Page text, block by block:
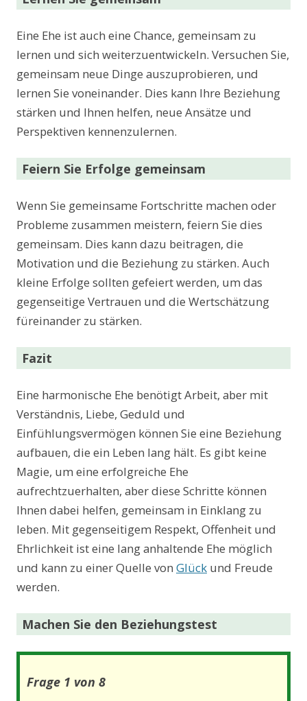
Eine Ehe ist auch eine Chance, gemeinsam zu
lernen und sich weiterzuentwickeln. Versuchen Sie,
gemeinsam neue Dinge auszuprobieren, und
lernen Sie voneinander. Dies kann Ihre Beziehung
stärken und Ihnen helfen, neue Ansätze und
Perspektiven kennenzulernen.
Feiern Sie Erfolge gemeinsam
Wenn Sie gemeinsame Fortschritte machen oder
Probleme zusammen meistern, feiern Sie dies
gemeinsam. Dies kann dazu beitragen, die
Motivation und die Beziehung zu stärken. Auch
kleine Erfolge sollten gefeiert werden, um das
gegenseitige Vertrauen und die Wertschätzung
füreinander zu stärken.
Fazit
Eine harmonische Ehe benötigt Arbeit, aber mit
Verständnis, Liebe, Geduld und
Einfühlungsvermögen können Sie eine Beziehung
aufbauen, die ein Leben lang hält. Es gibt keine
Magie, um eine erfolgreiche Ehe
aufrechtzuerhalten, aber diese Schritte können
Ihnen dabei helfen, gemeinsam in Einklang zu
leben. Mit gegenseitigem Respekt, Offenheit und
Ehrlichkeit ist eine lang anhaltende Ehe möglich
und kann zu einer Quelle von Glück und Freude
werden.
Machen Sie den Beziehungstest
Frage 1 von 8